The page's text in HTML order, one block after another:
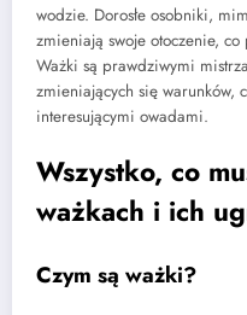
wodzie. Dorosłe osobniki,
zmieniają swoje otoczenie, co
Ważki są prawdziwymi
zmieniających się warunków,
interesującymi owadami.
Wszystko, co
ważkach i ich
Czym są ważki?